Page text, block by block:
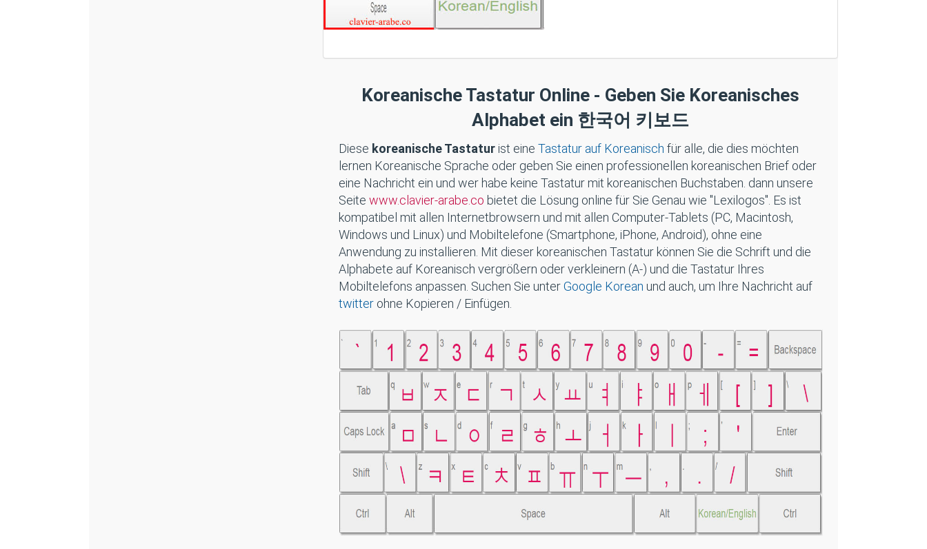
Koreanische Tastatur Online - Geben Sie Koreanisches
Alphabet ein 한국어 키보드
Diese koreanische Tastaturist eine Tastatur auf Koreanisch für alle, die dies möchten
lernen Koreanische Sprache oder geben Sie einen professionellen koreanischen Brief oder
eine Nachricht ein und wer habe keine Tastatur mit koreanischen Buchstaben. dann unsere
Seite www.clavier-arabe.co bietet die Lösung online für Sie Genau wie "Lexilogos". Es ist
kompatibel mit allen Internetbrowsern und mit allen Computer-Tablets (PC, Macintosh,
Windows und Linux) und Mobiltelefone (Smartphone, iPhone, Android), ohne eine
Anwendung zu installieren. Mit dieser koreanischen Tastatur können Sie die Schrift und die
Alphabete auf Koreanisch vergrößern oder verkleinern (A-) und die Tastatur Ihres
Mobiltelefons anpassen. Suchen Sie unterGoogle Korean und auch, um Ihre Nachricht auf
twitter ohne Kopieren / Einfügen.